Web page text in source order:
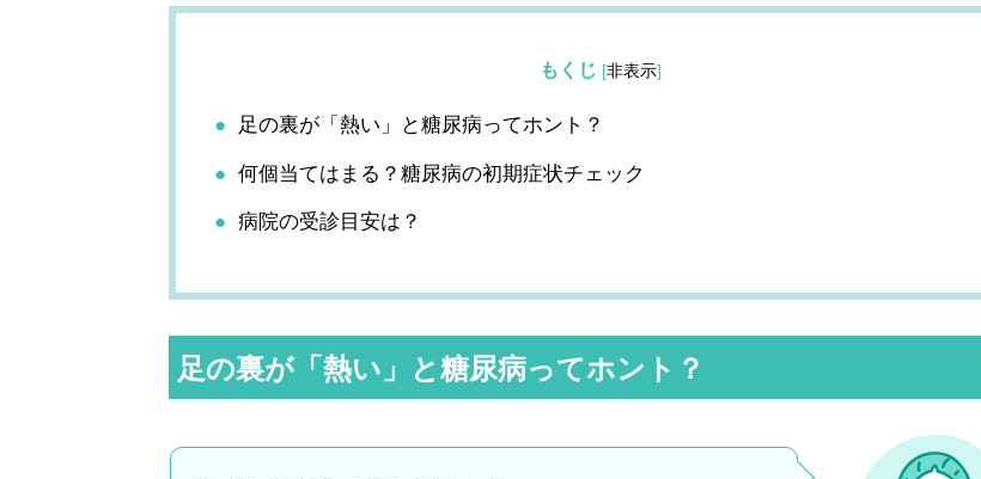
もくじ [非表示]
足の裏が「熱い」と糖尿病ってホント？
何個当てはまる？糖尿病の初期症状チェック
病院の受診目安は？
足の裏が「熱い」と糖尿病ってホント？